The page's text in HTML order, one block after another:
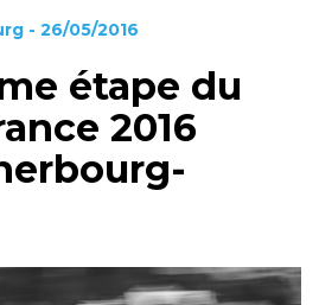
- 26/05/2016
étape du
2016